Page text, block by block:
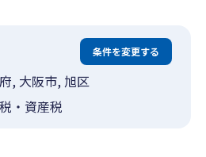
条件を変更する
, 大阪市, 旭区
・資産税